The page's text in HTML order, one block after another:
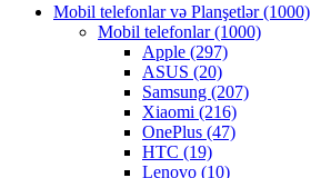
Mobil telefonlar və Planşetlər (1000)
Mobil telefonlar (1000)
Apple (297)
ASUS (20)
Samsung (207)
Xiaomi (216)
OnePlus (47)
HTC (19)
Lenovo (10)